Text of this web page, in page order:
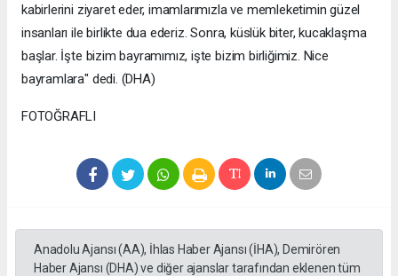
kabirlerini ziyaret eder, imamlarımızla ve memleketimin güzel
insanları ile birlikte dua ederiz. Sonra, küslük biter, kucaklaşma
başlar. İşte bizim bayramımız, işte bizim birliğimiz. Nice
bayramlara" dedi. (DHA)
FOTOĞRAFLI
Anadolu Ajansı (AA), İhlas Haber Ajansı (İHA), Demirören
Haber Ajansı (DHA) ve diğer ajanslar tarafından eklenen tüm